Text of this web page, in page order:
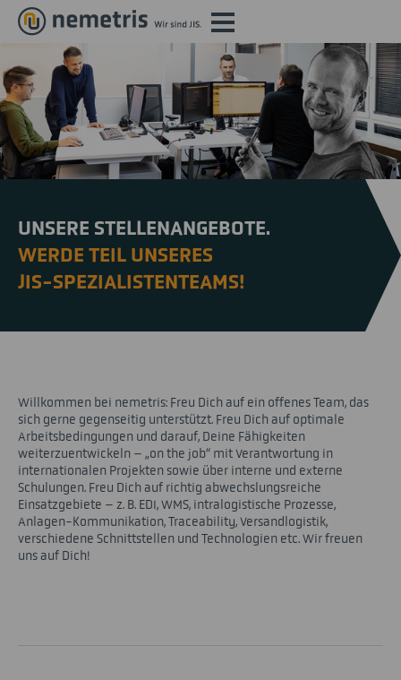
UNSERE STELLENANGEBOTE.
WERDE TEIL UNSERES
JIS-SPEZIALISTENTEAMS!
Willkommen bei nemetris: Freu Dich auf ein offenes Team, das
sich gerne gegenseitig unterstützt. Freu Dich auf optimale
Arbeitsbedingungen und darauf, Deine Fähigkeiten
weiterzuentwickeln – „on the job“ mit Verantwortung in
internationalen Projekten sowie über interne und externe
Schulungen. Freu Dich auf richtig abwechslungsreiche
Einsatzgebiete – z. B. EDI, WMS, intralogistische Prozesse,
Anlagen-Kommunikation, Traceability, Versandlogistik,
verschiedene Schnittstellen und Technologien etc. Wir freuen
uns auf Dich!